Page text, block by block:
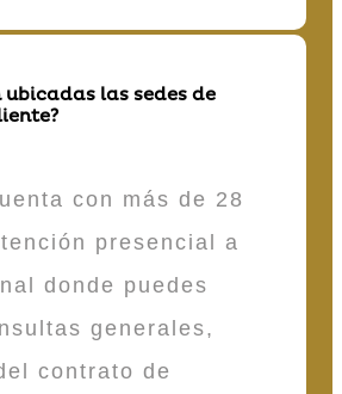
ubicadas las sedes de
con más de 28
presencial a
donde puedes
generales,
contrato de